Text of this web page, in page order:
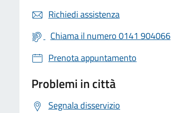
Richiedi assistenza
Chiama il numero 0141 904066
Prenota appuntamento
Problemi in città
Segnala disservizio